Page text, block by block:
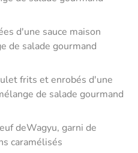
d'une sauce maison
de salade gourmand
frits et enrobés d'une
de salade gourmand
deWagyu, garni de
caramélisés